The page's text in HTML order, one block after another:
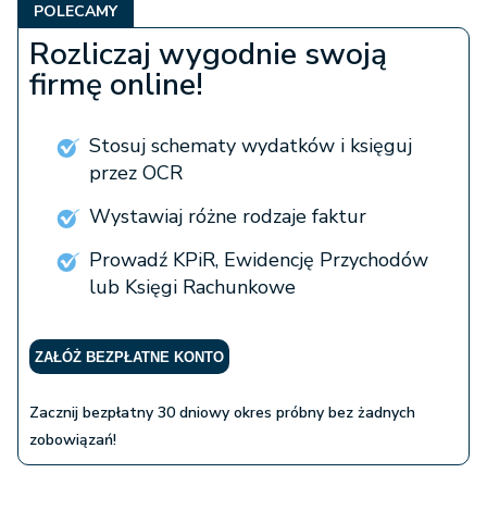
POLECAMY
Rozliczaj wygodnie swoją
firmę online!
Stosuj schematy wydatków i księguj
przez OCR
Wystawiaj różne rodzaje faktur
Prowadź KPiR, Ewidencję Przychodów
lub Księgi Rachunkowe
ZAŁÓŻ BEZPŁATNE KONTO
Zacznij bezpłatny 30 dniowy okres próbny bez żadnych
zobowiązań!